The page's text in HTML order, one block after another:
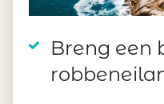
Breng een